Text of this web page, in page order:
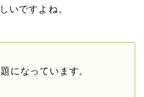
いですよね。
になっています。